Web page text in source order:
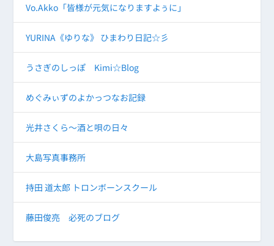
Vo.Akko「皆様が元気になりますよぅに」
YURINA《ゆりな》 ひまわり日記☆彡
うさぎのしっぽ Kimi☆Blog
めぐみぃずのよかっつなお記録
光井さくら～酒と唄の日々
大島写真事務所
持田 道太郎 トロンボーンスクール
藤田俊亮 必死のブログ